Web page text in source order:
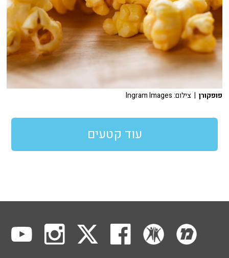
פופקורן | צילום: Ingram Images
עוד קטעים